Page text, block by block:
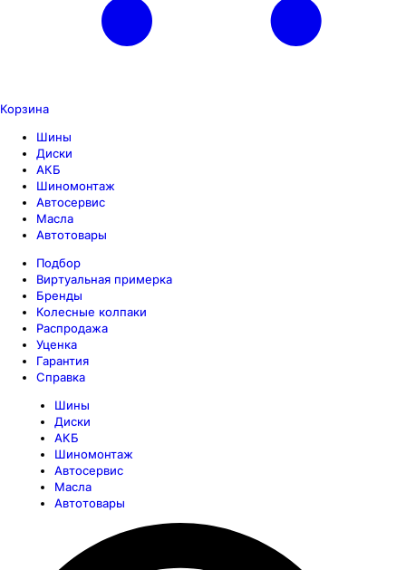
Корзина
Шины
Диски
АКБ
Шиномонтаж
Автосервис
Масла
Автотовары
Подбор
Виртуальная примерка
Бренды
Колесные колпаки
Распродажа
Уценка
Гарантия
Справка
Шины
Диски
АКБ
Шиномонтаж
Автосервис
Масла
Автотовары